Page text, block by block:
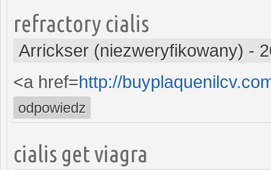
refractory cialis
Arrickser (niezweryfikowany) -
<a href=http://
odpowiedz
cialis get viagra